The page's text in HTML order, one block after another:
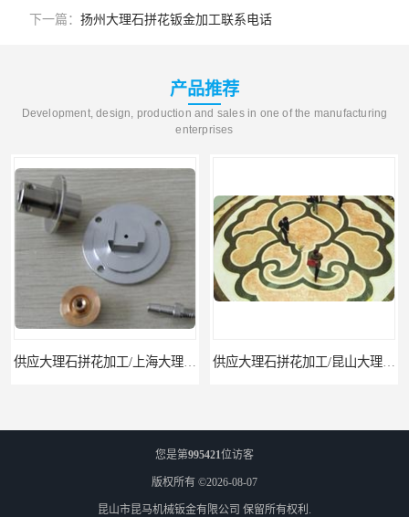
下一篇： 扬州大理石拼花钣金加工联系电话
产品推荐
Development, design, production and sales in one of the manufacturing
enterprises
供应大理石拼花加工/上海大理石拼花 供应大理石拼花加工/昆山大理石拼花加工
您是第995421位访客
版权所有 ©2026-08-07
昆山市昆马机械钣金有限公司 保留所有权利.